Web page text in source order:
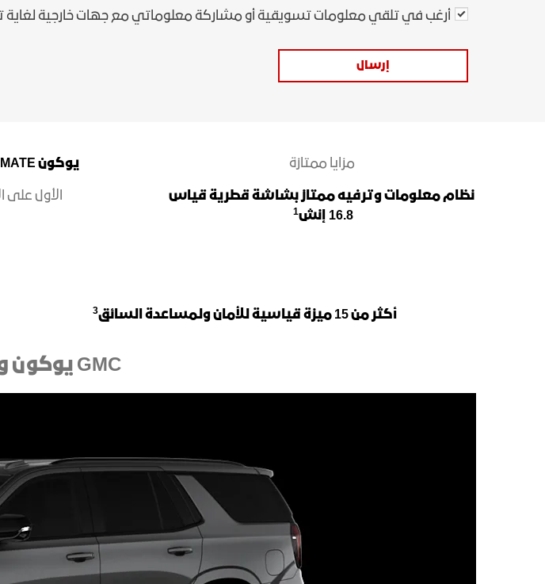
أرغب في تلقي معلومات تسويقية أو مشاركة معلوماتي مع جهات خارجية لغاية
إرسال
مزايا ممتازة
نظام معلومات وترفيه ممتاز بشاشة قطرية قياس
16.8 إنش
1
يوكون AT4 ULTIMATE
الأول على
أكثر من 15 ميزة قياسية للأمان ولمساعدة السائق 3
GMC يوكون ويوكون XL